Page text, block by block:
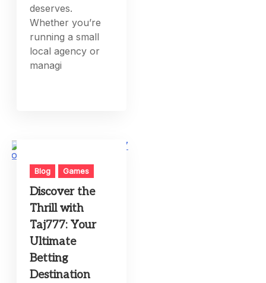
deserves.
Whether you’re
running a small
local agency or
managi
Blog Games
Discover the
Thrill with
Taj777: Your
Ultimate
Betting
Destination